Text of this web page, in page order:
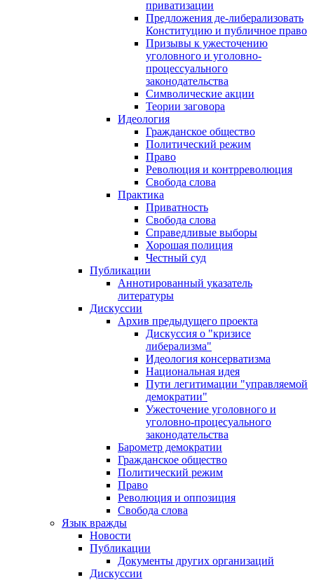
приватизации
Предложения де-либерализовать
Конституцию и публичное право
Призывы к ужесточению
уголовного и уголовно-
процессуального
законодательства
Символические акции
Теории заговора
Идеология
Гражданское общество
Политический режим
Право
Революция и контрреволюция
Свобода слова
Практика
Приватность
Свобода слова
Справедливые выборы
Хорошая полиция
Честный суд
Публикации
Аннотированный указатель
литературы
Дискуссии
Архив предыдущего проекта
Дискуссия о "кризисе
либерализма"
Идеология консерватизма
Национальная идея
Пути легитимации "управляемой
демократии"
Ужесточение уголовного и
уголовно-процесуального
законодательства
Барометр демократии
Гражданское общество
Политический режим
Право
Революция и оппозиция
Свобода слова
Язык вражды
Новости
Публикации
Документы других организаций
Дискуссии